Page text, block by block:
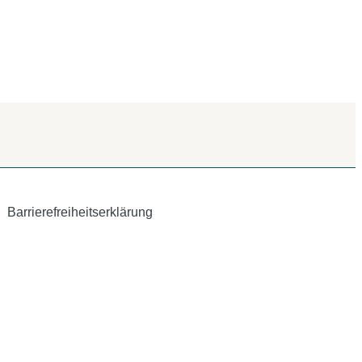
Barrierefreiheitserklärung